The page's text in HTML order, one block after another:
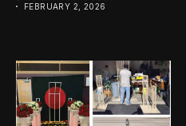
FEBRUARY 2, 2026